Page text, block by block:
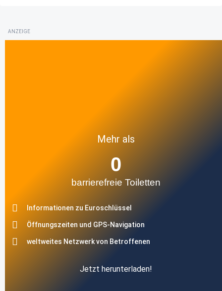
ANZEIGE
Mehr als
barrierefreie Toiletten
0
Informationen zu Euroschlüssel
Öffnungszeiten und GPS-Navigation
weltweites Netzwerk von Betroffenen
Jetzt herunterladen!